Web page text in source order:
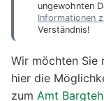
ungewohnten
Informationen
Verständnis!
Wir möchten Sie
hier die
zum Amt